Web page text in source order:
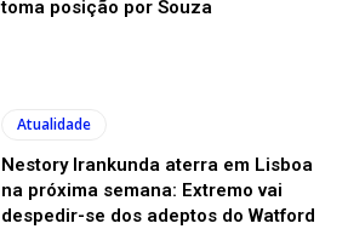
toma posição por Souza
Atualidade
Nestory Irankunda aterra em Lisboa
na próxima semana: Extremo vai
despedir-se dos adeptos do Watford